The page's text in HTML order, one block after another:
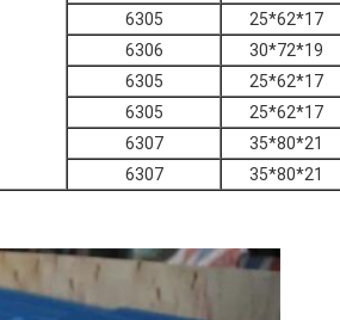
6305
25*62*17
6306
30*72*19
6305
25*62*17
6305
25*62*17
6307
35*80*21
6307 35*80*21